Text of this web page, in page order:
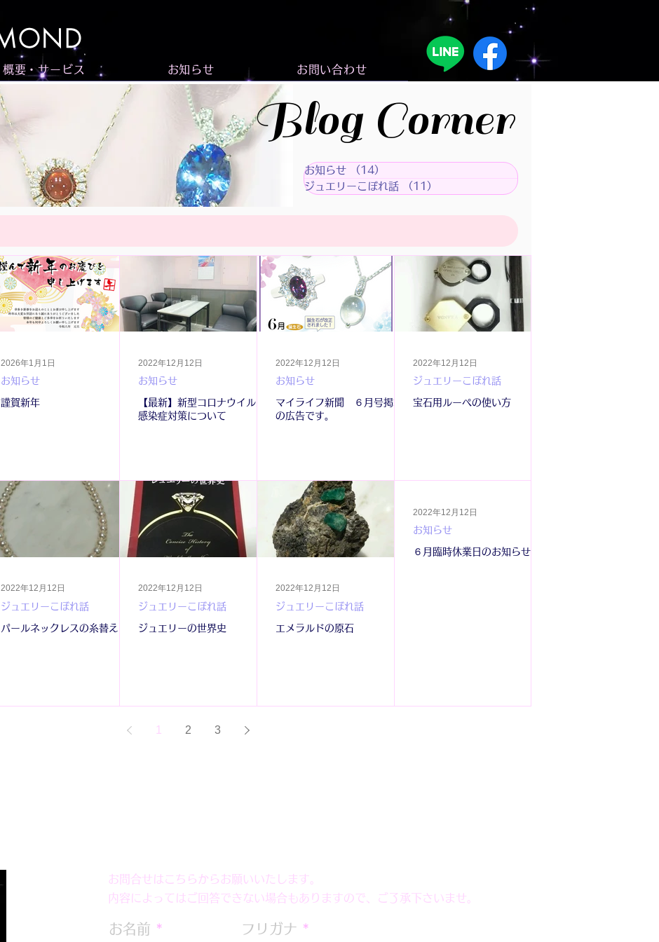
概要・サービス お知らせ お問い合わせ
Blog Corner
お知らせ （14）
ジュエリーこぼれ話
（11）
謹賀新年
お知らせ
2026年1月1日
【最新】新型コロナウイルス
感染症対策について
お知らせ
2022年12月12日
マイライフ新聞 ６月号掲載
の広告です。
お知らせ
2022年12月12日
宝石用ルーペの使い方
ジュエリーこぼれ話
2022年12月12日
パールネックレスの糸替え
ジュエリーこぼれ話
2022年12月12日
ジュエリーの世界史
ジュエリーこぼれ話
2022年12月12日
エメラルドの原石
ジュエリーこぼれ話
2022年12月12日
６月臨時休業日のお知らせ
お知らせ
2022年12月12日
1 2 3
お問合せはこちらからお願いいたします。
内容によってはご回答できない場合もありますので、ご了承下さいませ。
お名前 フリガナ